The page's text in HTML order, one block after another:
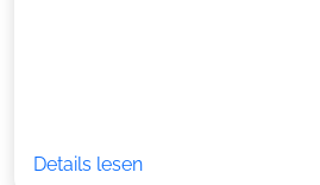
Details lesen